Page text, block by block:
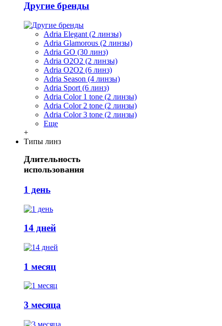
Другие бренды
Adria Elegant (2 линзы)
Adria Glamorous (2 линзы)
Adria GO (30 линз)
Adria O2O2 (2 линзы)
Adria O2O2 (6 линз)
Adria Season (4 линзы)
Adria Sport (6 линз)
Adria Сolor 1 tone (2 линзы)
Adria Сolor 2 tone (2 линзы)
Adria Сolor 3 tone (2 линзы)
Еще
+
Типы линз
Длительность
использования
1 день
14 дней
1 месяц
3 месяца